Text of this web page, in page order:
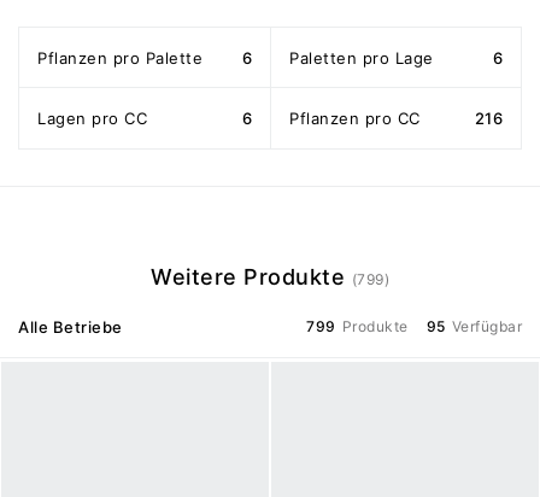
Pflanzen pro Palette 6 Paletten pro Lage 6
Lagen pro CC 6 Pflanzen pro CC 216
Weitere Produkte (799)
Alle Betriebe 799 Produkte 95 Verfügbar